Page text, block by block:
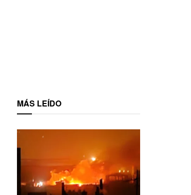
MÁS LEÍDO